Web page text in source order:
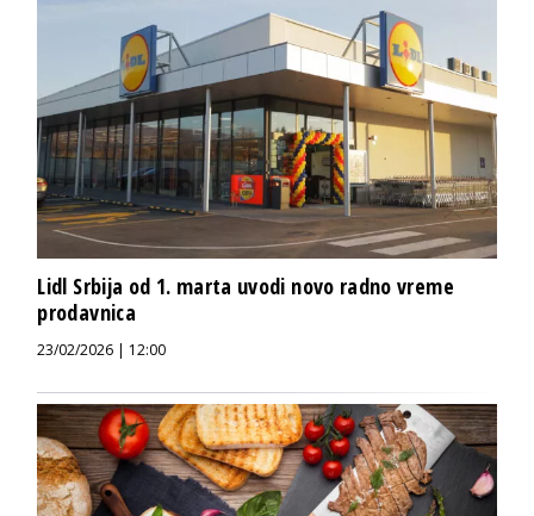
Lidl Srbija od 1. marta uvodi novo radno vreme
prodavnica
23/02/2026 | 12:00